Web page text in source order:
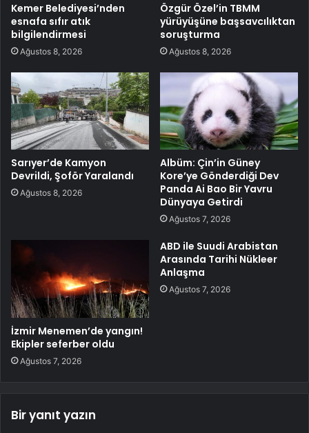
Kemer Belediyesi’nden
esnafa sıfır atık
bilgilendirmesi
Ağustos 8, 2026
Özgür Özel’in TBMM
yürüyüşüne başsavcılıktan
soruşturma
Ağustos 8, 2026
Sarıyer’de Kamyon
Devrildi, Şoför Yaralandı
Ağustos 8, 2026
Albüm: Çin’in Güney
Kore’ye Gönderdiği Dev
Panda Ai Bao Bir Yavru
Dünyaya Getirdi
Ağustos 7, 2026
İzmir Menemen’de yangın!
Ekipler seferber oldu
Ağustos 7, 2026
ABD ile Suudi Arabistan
Arasında Tarihi Nükleer
Anlaşma
Ağustos 7, 2026
Bir yanıt yazın